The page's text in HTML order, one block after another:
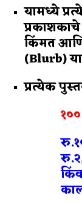
यामध्ये
किंमत आणि
(Blurb)
प्रत्येक